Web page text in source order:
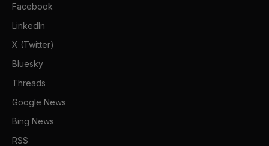
Facebook
LinkedIn
X (Twitter)
Bluesky
Threads
Google News
Bing News
RSS